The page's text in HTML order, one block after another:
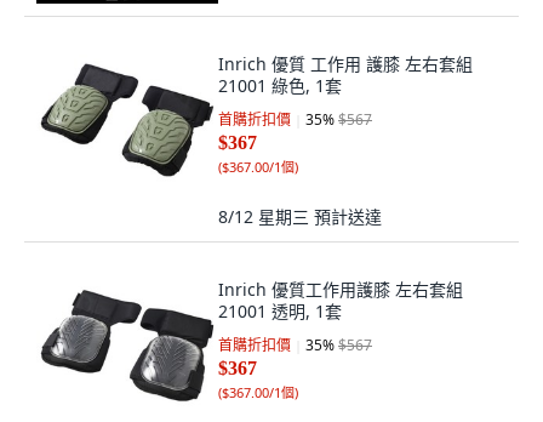
Inrich 優質 工作用 護膝 左右套組
21001 綠色, 1套
首購折扣價 35%$567
$367
($367.00/1個)
8/12 星期三 預計送達
Inrich 優質工作用護膝 左右套組
21001 透明, 1套
首購折扣價 35%$567
$367
($367.00/1個)